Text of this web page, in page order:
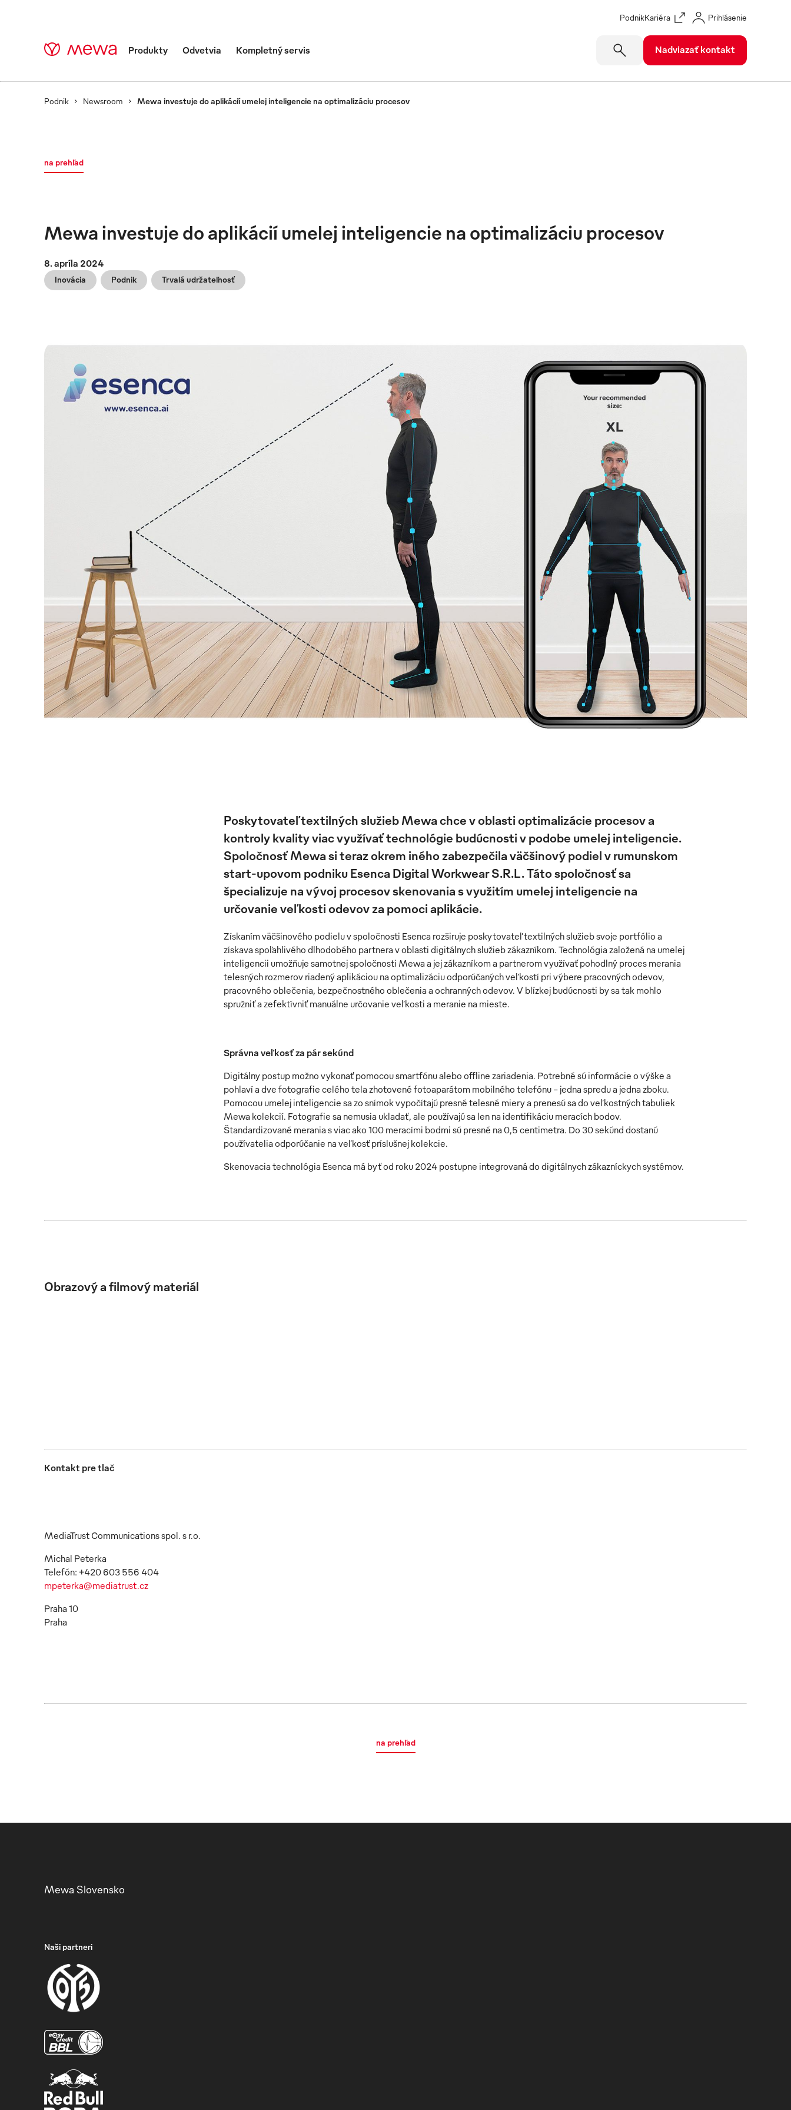
PodnikKariéra Prihlásenie
Produkty Odvetvia Kompletný servis Nadviazať kontakt
Podnik Newsroom Mewa investuje do aplikácií umelej inteligencie na optimalizáciu procesov
na prehľad
Mewa investuje do aplikácií umelej inteligencie na optimalizáciu procesov
8. apríla 2024
Inovácia Podnik Trvalá udržateľnosť
Poskytovateľ textilných služieb Mewa chce v oblasti optimalizácie procesov a
kontroly kvality viac využívať technológie budúcnosti v podobe umelej inteligencie.
Spoločnosť Mewa si teraz okrem iného zabezpečila väčšinový podiel v rumunskom
start-upovom podniku Esenca Digital Workwear S.R.L. Táto spoločnosť sa
špecializuje na vývoj procesov skenovania s využitím umelej inteligencie na
určovanie veľkosti odevov za pomoci aplikácie.
Získaním väčšinového podielu v spoločnosti Esenca rozširuje poskytovateľ textilných služieb svoje portfólio a
získava spoľahlivého dlhodobého partnera v oblasti digitálnych služieb zákazníkom. Technológia založená na umelej
inteligencii umožňuje samotnej spoločnosti Mewa a jej zákazníkom a partnerom využívať pohodlný proces merania
telesných rozmerov riadený aplikáciou na optimalizáciu odporúčaných veľkostí pri výbere pracovných odevov,
pracovného oblečenia, bezpečnostného oblečenia a ochranných odevov. V blízkej budúcnosti by sa tak mohlo
spružniť a zefektívniť manuálne určovanie veľkosti a meranie na mieste.
Správna veľkosť za pár sekúnd
Digitálny postup možno vykonať pomocou smartfónu alebo offline zariadenia. Potrebné sú informácie o výške a
pohlaví a dve fotografie celého tela zhotovené fotoaparátom mobilného telefónu - jedna spredu a jedna zboku.
Pomocou umelej inteligencie sa zo snímok vypočítajú presné telesné miery a prenesú sa do veľkostných tabuliek
Mewa kolekcií. Fotografie sa nemusia ukladať, ale používajú sa len na identifikáciu meracích bodov.
Štandardizované merania s viac ako 100 meracími bodmi sú presné na 0,5 centimetra. Do 30 sekúnd dostanú
používatelia odporúčanie na veľkosť príslušnej kolekcie.
Skenovacia technológia Esenca má byť od roku 2024 postupne integrovaná do digitálnych zákazníckych systémov.
Obrazový a filmový materiál
Kontakt pre tlač
MediaTrust Communications spol. s r.o.
Michal Peterka
mpeterka@mediatrust.cz
Praha 10
Praha
na prehľad
Mewa Slovensko
Naši partneri